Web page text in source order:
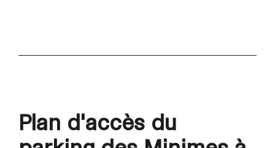
Plan d'accès du